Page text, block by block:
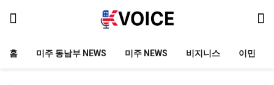
홈 미주 동남부 NEWS 미주 NEWS 비지니스 이민